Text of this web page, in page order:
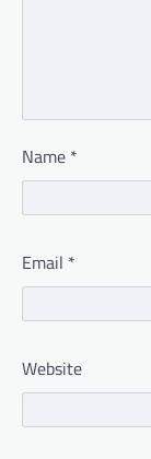
Name *
Email *
Website